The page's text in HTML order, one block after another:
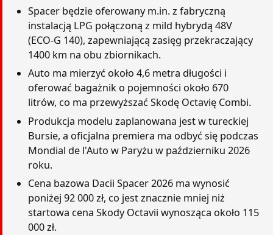
Spacer będzie oferowany m.in. z fabryczną
instalacją LPG połączoną z mild hybrydą 48V
(ECO-G 140), zapewniającą zasięg przekraczający
1400 km na obu zbiornikach.
Auto ma mierzyć około 4,6 metra długości i
oferować bagażnik o pojemności około 670
litrów, co ma przewyższać Skodę Octavię Combi.
Produkcja modelu zaplanowana jest w tureckiej
Bursie, a oficjalna premiera ma odbyć się podczas
Mondial de l'Auto w Paryżu w październiku 2026
roku.
Cena bazowa Dacii Spacer 2026 ma wynosić
poniżej 92 000 zł, co jest znacznie mniej niż
startowa cena Skody Octavii wynosząca około 115
000 zł.